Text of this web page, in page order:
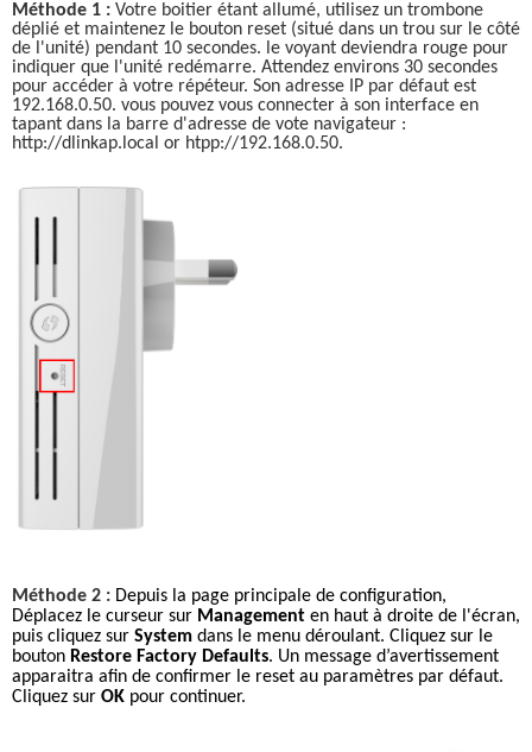
Méthode 1 : Votre boitier étant allumé, utilisez un trombone
déplié et maintenez le bouton reset (situé dans un trou sur le côté
de l'unité) pendant 10 secondes. le voyant deviendra rouge pour
indiquer que l'unité redémarre. Attendez environs 30 secondes
pour accéder à votre répéteur. Son adresse IP par défaut est
192.168.0.50. vous pouvez vous connecter à son interface en
http://dlinkap.local or htpp://192.168.0.50.
Méthode 2 :
Déplacez le curseur sur Management en haut à droite de l'écran,
puis cliquez sur System dans le menu déroulant. Cliquez sur le
bouton Restore Factory Defaults. Un message d’avertissement
apparaitra afin de confirmer le reset au paramètres par défaut.
Cliquez sur OK pour continuer.